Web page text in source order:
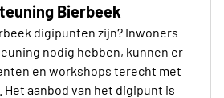
Bierbeek
digipunten zijn? Inwoners
nodig hebben, kunnen er
en workshops terecht met
aanbod van het digipunt is